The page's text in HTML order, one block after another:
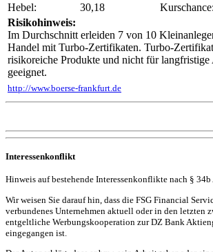
Hebel: 30,18
Kurschance:
Risikohinweis:
Im Durchschnitt erleiden 7 von 10
Handel mit Turbo-Zertifikaten. Turbo-
risikoreiche Produkte und nicht für langfristige
geeignet.
http://www.boerse-frankfurt.de
Interessenkonflikt
Hinweis auf bestehende Interessenkonflikte nach § 34b
Wir weisen Sie darauf hin, dass die FSG Financial
verbundenes Unternehmen aktuell oder in den letzten
entgeltliche Werbungskooperation zur DZ Bank
eingegangen ist.